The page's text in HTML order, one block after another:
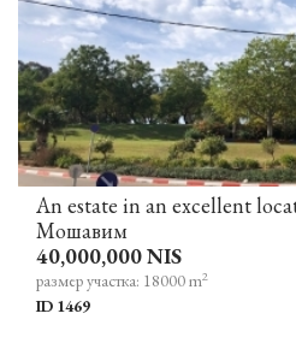
An estate in an excellent
Мошавим
40,000,000 NIS
размер участка: 18000 m2
ID 1469